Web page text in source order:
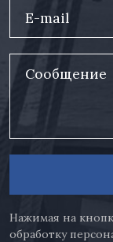
E-mail
Сообщение
Нажимая на
обработку